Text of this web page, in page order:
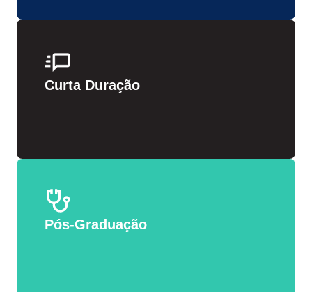
Curta Duração
Pós-Graduação